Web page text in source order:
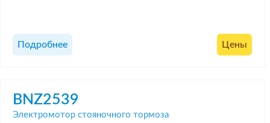
Подробнее Цены
BNZ2539
Электромотор стояночного тормоза